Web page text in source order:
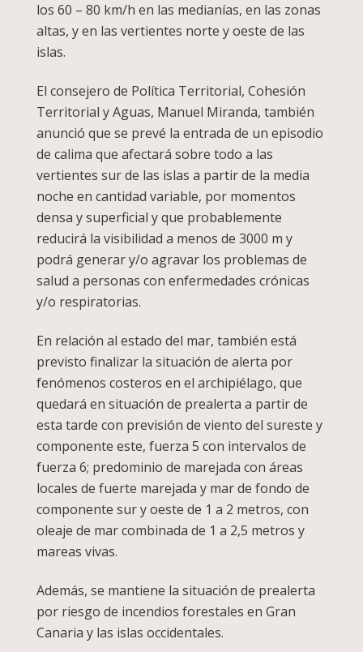
los 60 – 80 km/h en las medianías, en las zonas
altas, y en las vertientes norte y oeste de las
islas.
El consejero de Política Territorial, Cohesión
Territorial y Aguas, Manuel Miranda, también
anunció que se prevé la entrada de un episodio
de calima que afectará sobre todo a las
vertientes sur de las islas a partir de la media
noche en cantidad variable, por momentos
densa y superficial y que probablemente
reducirá la visibilidad a menos de 3000 m y
podrá generar y/o agravar los problemas de
salud a personas con enfermedades crónicas
y/o respiratorias.
En relación al estado del mar, también está
previsto finalizar la situación de alerta por
fenómenos costeros en el archipiélago, que
quedará en situación de prealerta a partir de
esta tarde con previsión de viento del sureste y
componente este, fuerza 5 con intervalos de
fuerza 6; predominio de marejada con áreas
locales de fuerte marejada y mar de fondo de
componente sur y oeste de 1 a 2 metros, con
oleaje de mar combinada de 1 a 2,5 metros y
mareas vivas.
Además, se mantiene la situación de prealerta
por riesgo de incendios forestales en Gran
Canaria y las islas occidentales.